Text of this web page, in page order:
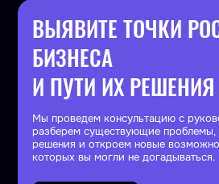
ВЫЯВИТЕ ТОЧКИ
БИЗНЕСА
И ПУТИ ИХ РЕШЕНИЯ
Мы проведем консультацию с
разберем существующие
решения и откроем новые
которых вы могли не догадываться.